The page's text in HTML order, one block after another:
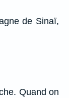
de Sinaï,
Quand on